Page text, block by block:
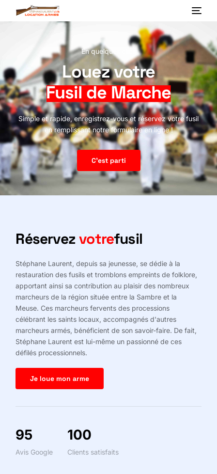
En quelques clics
Louez votre
Fusil de Marche
Simple et rapide, enregistrez-vous et réservez votre fusil
en remplissant notre formulaire en ligne !
C'est parti
Réservezvotrefusil
Stéphane Laurent, depuis sa jeunesse, se dédie à la
restauration des fusils et tromblons empreints de folklore,
apportant ainsi sa contribution au plaisir des nombreux
marcheurs de la région située entre la Sambre et la
Meuse. Ces marcheurs fervents des processions
célébrant les saints locaux, accompagnés d'autres
marcheurs armés, bénéficient de son savoir-faire. De fait,
Stéphane Laurent est lui-même un passionné de ces
défilés processionnels.
Je loue mon arme
95
Avis Google
100
Clients satisfaits